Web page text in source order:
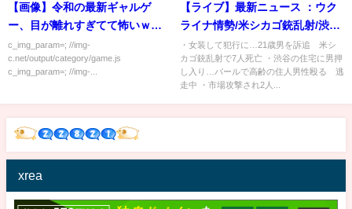
【画像】令和の最新ギャルゲ
ー、目が離れすぎてて怖いｗｗ
ｗ
c_img_param=; //img-
c.net/output/category/game.js
c_img_param=; //img-...
【ライブ】最新ニュース ：ウク
ライナ情勢/米シカゴ銃乱射/渋谷
住宅に押し入り/SMS認証代行不
正 など（日テレNEWS LIVE）
・女装して犯行に…21歳男を訴追 米シ
カゴ銃乱射で7人死亡 ・渋谷の住宅に男押
し入り…バールで高齢の住人男性殴る 逃
走中 ・市場攻撃され2人...
xrea